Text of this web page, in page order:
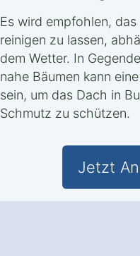
Es wird empfohlen,
reinigen zu lassen,
dem Wetter. In
nahe Bäumen kann
sein, um das Dach in
Schmutz zu schützen.
Jetzt